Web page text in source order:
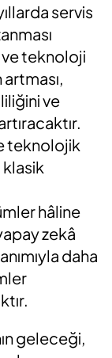
servis
teknoloji
ve
teknolojik
klasik
hâline
zekâ
daha
geleceği,